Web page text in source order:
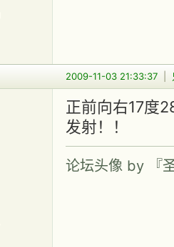
2009-11-03 21:33:37
正前向右17度
发射！！
论坛头像 by 『